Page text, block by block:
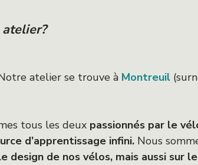
atelier se trouve à Montreuil
tous les deux passionnés par le
d’apprentissage infini. Nous
design de nos vélos, mais aussi sur